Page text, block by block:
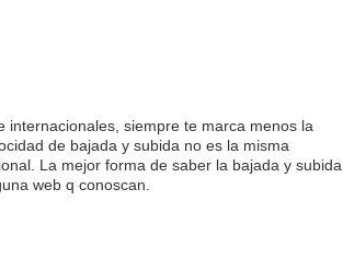
internacionales, siempre te marca menos la
de bajada y subida no es la misma
La mejor forma de saber la bajada y subida
web q conoscan.